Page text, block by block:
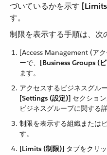
づいているかを示す ​
す。
制限を表示する手順は、次
[Access Management (ア
ーで、​ [Business Groups (
ます。
アクセスするビジネスグル
[Settings (設定)] セクショ
ビジネスグループに関する
制限を表示する組織または
す。
[Limits (制限)] タブをクリ